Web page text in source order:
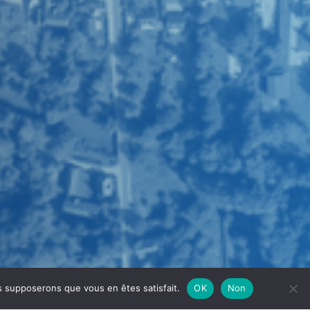
que vous en êtes satisfait. OK Non